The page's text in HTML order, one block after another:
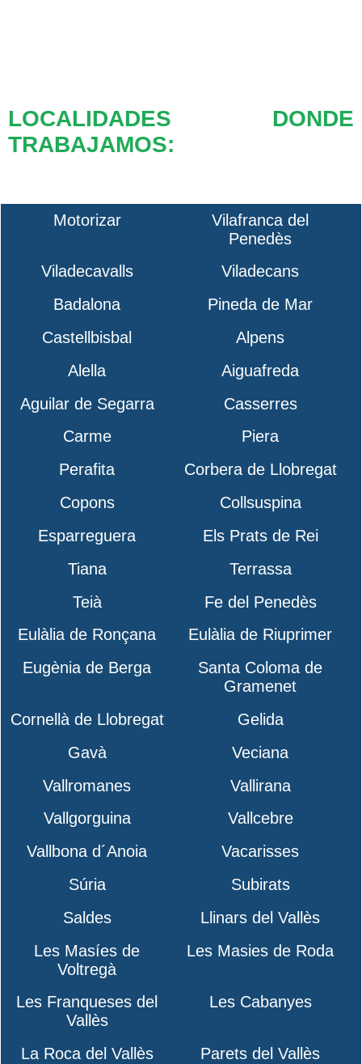
LOCALIDADES DONDE
TRABAJAMOS:
Motorizar
Vilafranca del
Penedès
Viladecavalls
Viladecans
Badalona
Pineda de Mar
Castellbisbal
Alpens
Alella
Aiguafreda
Aguilar de Segarra
Casserres
Carme
Piera
Perafita
Corbera de Llobregat
Copons
Collsuspina
Esparreguera
Els Prats de Rei
Tiana
Terrassa
Teià
Fe del Penedès
Eulàlia de Ronçana
Eulàlia de Riuprimer
Eugènia de Berga
Santa Coloma de
Gramenet
Cornellà de Llobregat
Gelida
Gavà
Veciana
Vallromanes
Vallirana
Vallgorguina
Vallcebre
Vallbona d´Anoia
Vacarisses
Súria
Subirats
Saldes
Llinars del Vallès
Les Masíes de
Voltregà
Les Masies de Roda
Les Franqueses del
Vallès
Les Cabanyes
La Roca del Vallès
Parets del Vallès